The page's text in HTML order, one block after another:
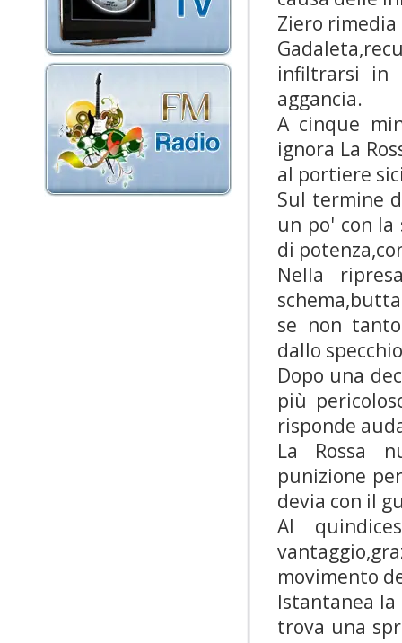
Ziero
infiltrarsi in
aggancia.
A cinque
ignora La
al portiere
Sul termine
un po' con la
di
Nella
se non
dallo
Dopo una
più
risponde
La Rossa
punizione
devia con il
Al
movimento
Istantanea
trova una